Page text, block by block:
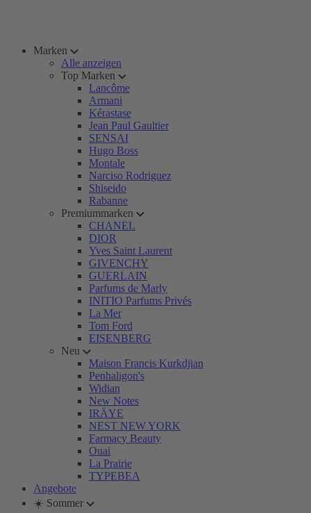
Marken
Alle anzeigen
Top Marken
Lancôme
Armani
Kérastase
Jean Paul Gaultier
SENSAI
Hugo Boss
Montale
Narciso Rodriguez
Shiseido
Rabanne
Premiummarken
CHANEL
DIOR
Yves Saint Laurent
GIVENCHY
GUERLAIN
Parfums de Marly
INITIO Parfums Privés
La Mer
Tom Ford
EISENBERG
Neu
Maison Francis Kurkdjian
Penhaligon's
Widian
New Notes
IRÄYE
NEST NEW YORK
Farmacy Beauty
Ouai
La Prairie
TYPEBEA
Angebote
☀️ Sommer